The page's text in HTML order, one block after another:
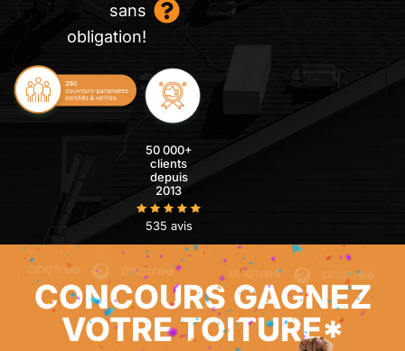
sans
obligation!
50 000+
clients
depuis
2013
535 avis
CONCOURS GAGNEZ
VOTRE TOITURE*